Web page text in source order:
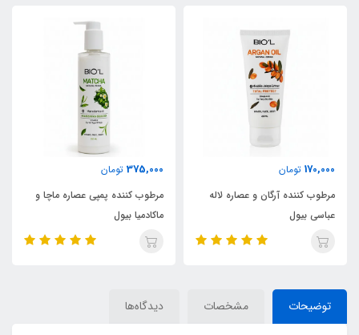
170,000 تومان
مرطوب کننده آرگان و عصاره لاله
عباسی بیول
375,000 تومان
مرطوب کننده پمپی عصاره ماچا و
ماکادمیا بیول
توضیحات مشخصات دیدگاه‌ها